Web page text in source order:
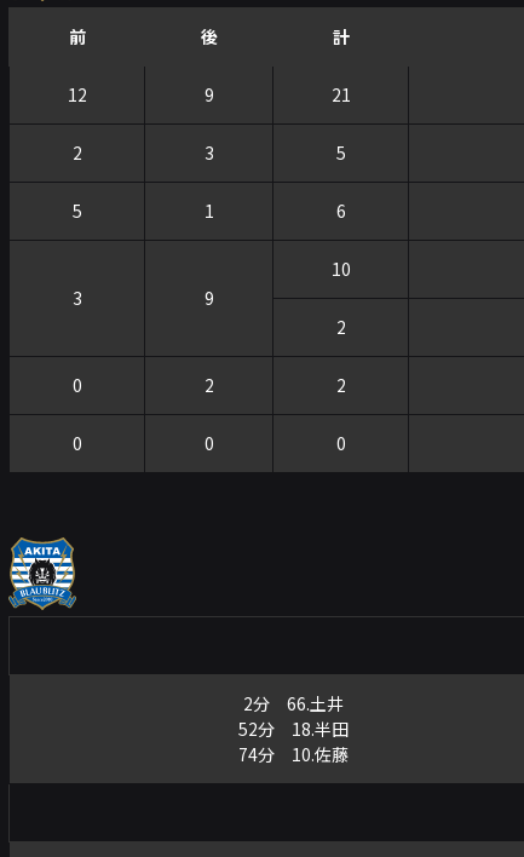
前 後 計
12 9 21
2 3 5
5 1 6
3 9
10
2
0 2 2
0 0 0
2分 66.土井
52分 18.半田
74分 10.佐藤